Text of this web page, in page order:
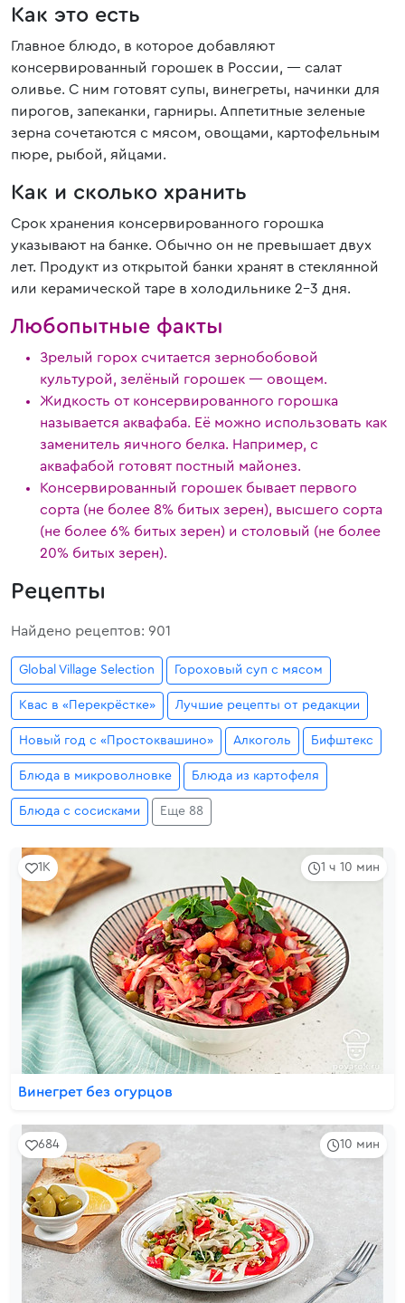
Как это есть
Главное блюдо, в которое добавляют
консервированный горошек в России, — салат
оливье. С ним готовят супы, винегреты, начинки для
пирогов, запеканки, гарниры. Аппетитные зеленые
зерна сочетаются с мясом, овощами, картофельным
пюре, рыбой, яйцами.
Как и сколько хранить
Срок хранения консервированного горошка
указывают на банке. Обычно он не превышает двух
лет. Продукт из открытой банки хранят в стеклянной
или керамической таре в холодильнике 2-3 дня.
Любопытные факты
Зрелый горох считается зернобобовой
культурой, зелёный горошек — овощем.
Жидкость от консервированного горошка
называется аквафаба. Её можно использовать как
заменитель яичного белка. Например, с
аквафабой готовят постный майонез.
Консервированный горошек бывает первого
сорта (не более 8% битых зерен), высшего сорта
(не более 6% битых зерен) и столовый (не более
20% битых зерен).
Рецепты
Найдено рецептов: 901
Global Village Selection Гороховый суп с мясом
Квас в «Перекрёстке» Лучшие рецепты от редакции
Новый год с «Простоквашино» Алкоголь Бифштекс
Блюда в микроволновке Блюда из картофеля
Блюда с сосисками Еще 88
1 ч 10 мин
1K
Винегрет без огурцов
10 мин
684